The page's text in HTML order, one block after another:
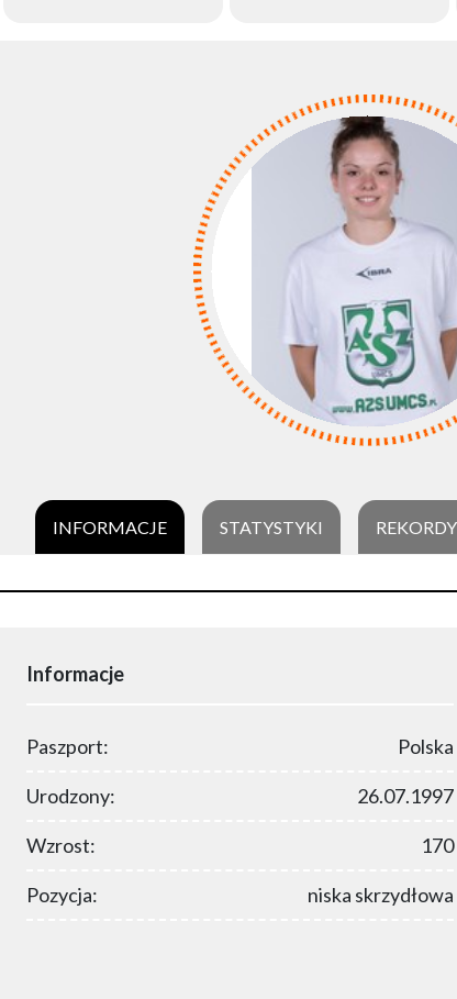
INFORMACJE STATYSTYKI REKORDY
Informacje
Paszport: Polska
Urodzony: 26.07.1997
Wzrost: 170
Pozycja: niska skrzydłowa